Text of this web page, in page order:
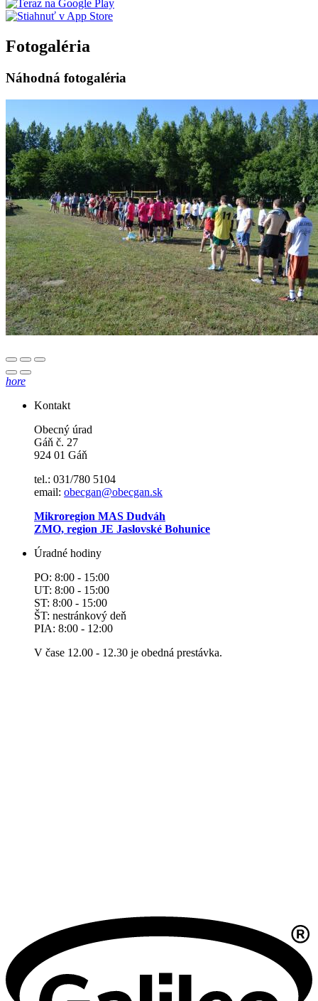
Fotogaléria
Náhodná fotogaléria
hore
Kontakt
Obecný úrad
Gáň č. 27
924 01 Gáň
tel.: 031/780 5104
email: obecgan@obecgan.sk
Mikroregion MAS Dudváh
ZMO, region JE Jaslovské Bohunice
Úradné hodiny
PO: 8:00 - 15:00
UT: 8:00 - 15:00
ST: 8:00 - 15:00
ŠT: nestránkový deň
PIA: 8:00 - 12:00
V čase 12.00 - 12.30 je obedná prestávka.